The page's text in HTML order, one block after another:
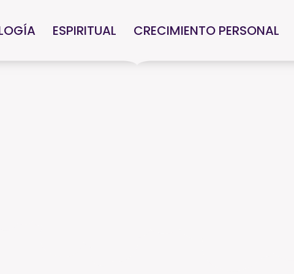
ESPIRITUAL CRECIMIENTO PERSONAL